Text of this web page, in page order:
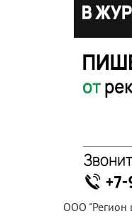
ООО "Регион